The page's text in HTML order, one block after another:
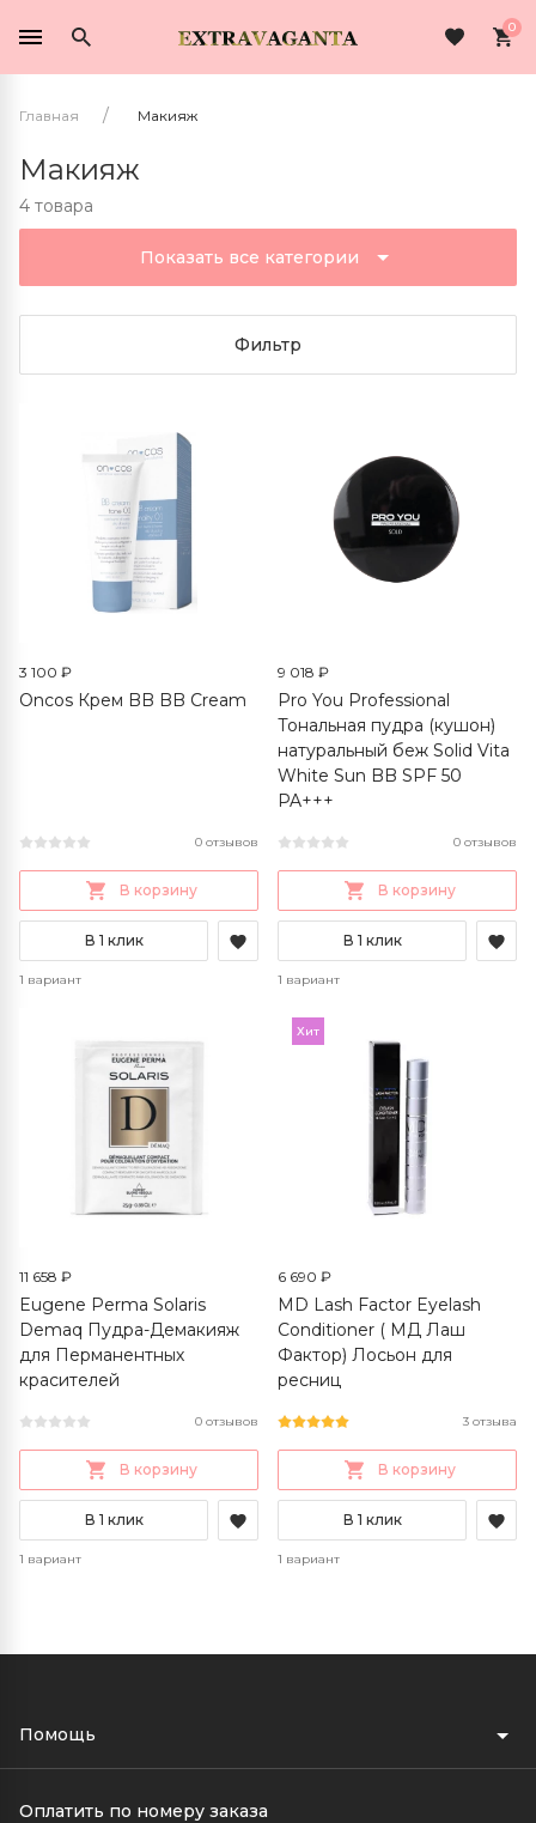
0
Главная Макияж
Макияж
4 товара
Показать все категории
Фильтр
3 100 ₽
Oncos Крем BB BB Cream
0 отзывов
В корзину
В 1 клик
1 вариант
9 018 ₽
Pro You Professional
Тональная пудра (кушон)
натуральный беж Solid Vita
White Sun BB SPF 50
PA+++
0 отзывов
В корзину
В 1 клик
1 вариант
11 658 ₽
Eugene Perma Solaris
Demaq Пудра-Демакияж
для Перманентных
красителей
0 отзывов
В корзину
В 1 клик
1 вариант
Хит
6 690 ₽
MD Lash Factor Eyelash
Conditioner ( МД Лаш
Фактор) Лосьон для
ресниц
3 отзыва
В корзину
В 1 клик
1 вариант
Помощь
Оплатить по номеру заказа